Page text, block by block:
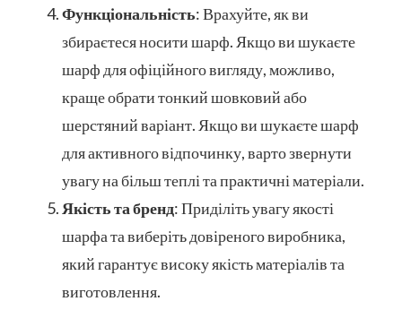
Функціональність: Врахуйте, як ви
збираєтеся носити шарф. Якщо ви шукаєте
шарф для офіційного вигляду, можливо,
краще обрати тонкий шовковий або
шерстяний варіант. Якщо ви шукаєте шарф
для активного відпочинку, варто звернути
увагу на більш теплі та практичні матеріали.
Якість та бренд: Приділіть увагу якості
шарфа та виберіть довіреного виробника,
який гарантує високу якість матеріалів та
виготовлення.